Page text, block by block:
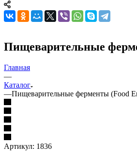
Пищеварительные
Главная
—
Каталог
—Пищеварительные ферменты (Food
Артикул: 1836